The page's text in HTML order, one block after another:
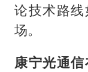
论技术路
场。
康宁光通